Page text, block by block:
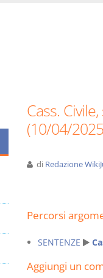
Cass.
(10/04/
di Redazione
Percorsi
SENTENZE
Aggiungi un